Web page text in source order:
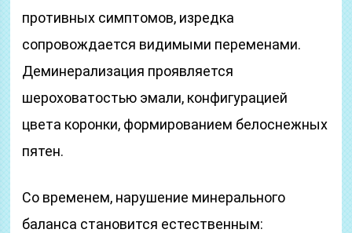
противных симптомов, изредка
сопровождается видимыми переменами.
Деминерализация проявляется
шероховатостью эмали, конфигурацией
цвета коронки, формированием белоснежных
пятен.
Со временем, нарушение минерального
баланса становится естественным: